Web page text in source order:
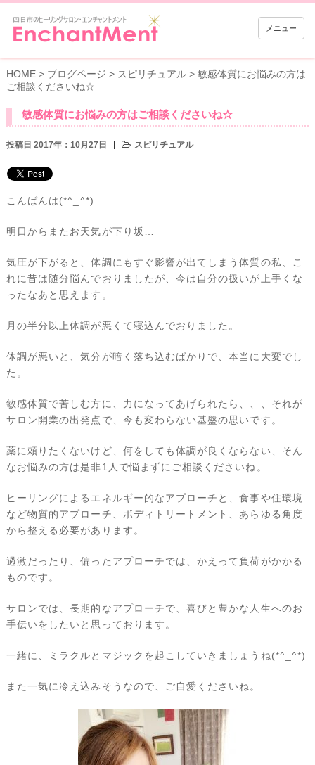
メニュー
HOME> ブログページ > スピリチュアル> 敏感体質にお悩みの方は
ご相談くださいね☆
敏感体質にお悩みの方はご相談くださいね☆
投稿日 2017年：10月27日 スピリチュアル
こんばんは(*^_^*)
明日からまたお天気が下り坂…
気圧が下がると、体調にもすぐ影響が出てしまう体質の私、こ
れに昔は随分悩んでおりましたが、今は自分の扱いが上手くな
ったなあと思えます。
月の半分以上体調が悪くて寝込んでおりました。
体調が悪いと、気分が暗く落ち込むばかりで、本当に大変でし
た。
敏感体質で苦しむ方に、力になってあげられたら、、、それが
サロン開業の出発点で、今も変わらない基盤の思いです。
薬に頼りたくないけど、何をしても体調が良くならない、そん
なお悩みの方は是非1人で悩まずにご相談くださいね。
ヒーリングによるエネルギー的なアプローチと、食事や住環境
など物質的アプローチ、ボディトリートメント、あらゆる角度
から整える必要があります。
過激だったり、偏ったアプローチでは、かえって負荷がかかる
ものです。
サロンでは、長期的なアプローチで、喜びと豊かな人生へのお
手伝いをしたいと思っております。
一緒に、ミラクルとマジックを起こしていきましょうね(*^_^*)
また一気に冷え込みそうなので、ご自愛くださいね。